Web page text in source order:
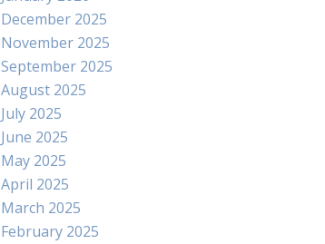
December 2025
November 2025
September 2025
August 2025
July 2025
June 2025
May 2025
April 2025
March 2025
February 2025